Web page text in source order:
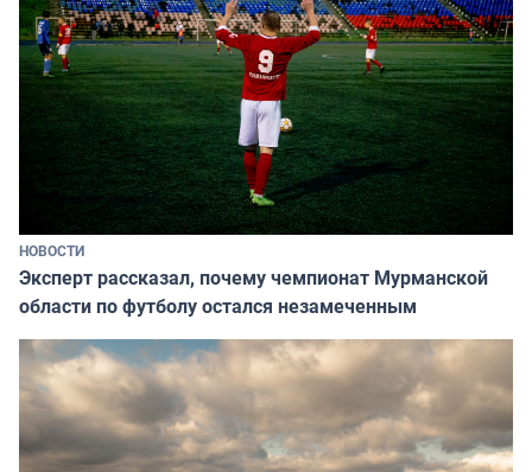
НОВОСТИ
Эксперт рассказал, почему чемпионат Мурманской
области по футболу остался незамеченным